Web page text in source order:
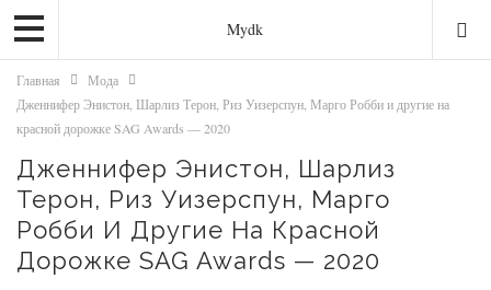
Mydk
Главная
Мода
Дженнифер Энистон, Шарлиз Терон, Риз Уизерспун, Марго Робби и другие на
красной дорожке SAG Awards — 2020
Дженнифер Энистон, Шарлиз
Терон, Риз Уизерспун, Марго
Робби И Другие На Красной
Дорожке SAG Awards — 2020